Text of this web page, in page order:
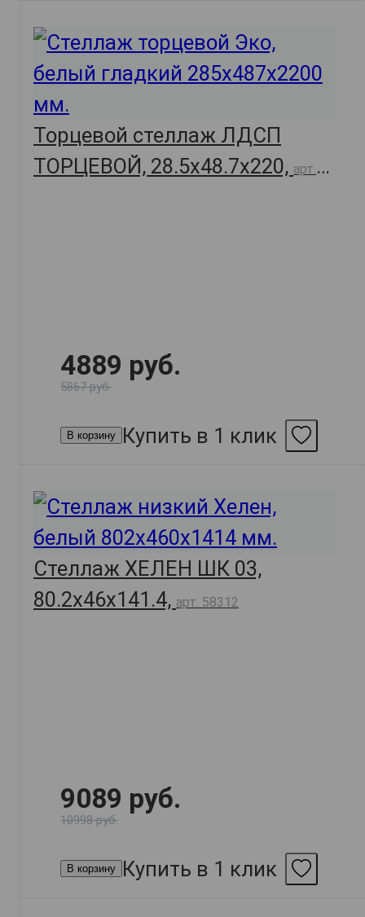
Торцевой стеллаж ЛДСП
ТОРЦЕВОЙ, 28.5х48.7х220, арт.
4889 руб.
5867 руб.
В корзину Купить в 1 клик
Стеллаж ХЕЛЕН ШК 03,
80.2х46х141.4, арт. 58312
9089 руб.
10998 руб.
В корзину Купить в 1 клик